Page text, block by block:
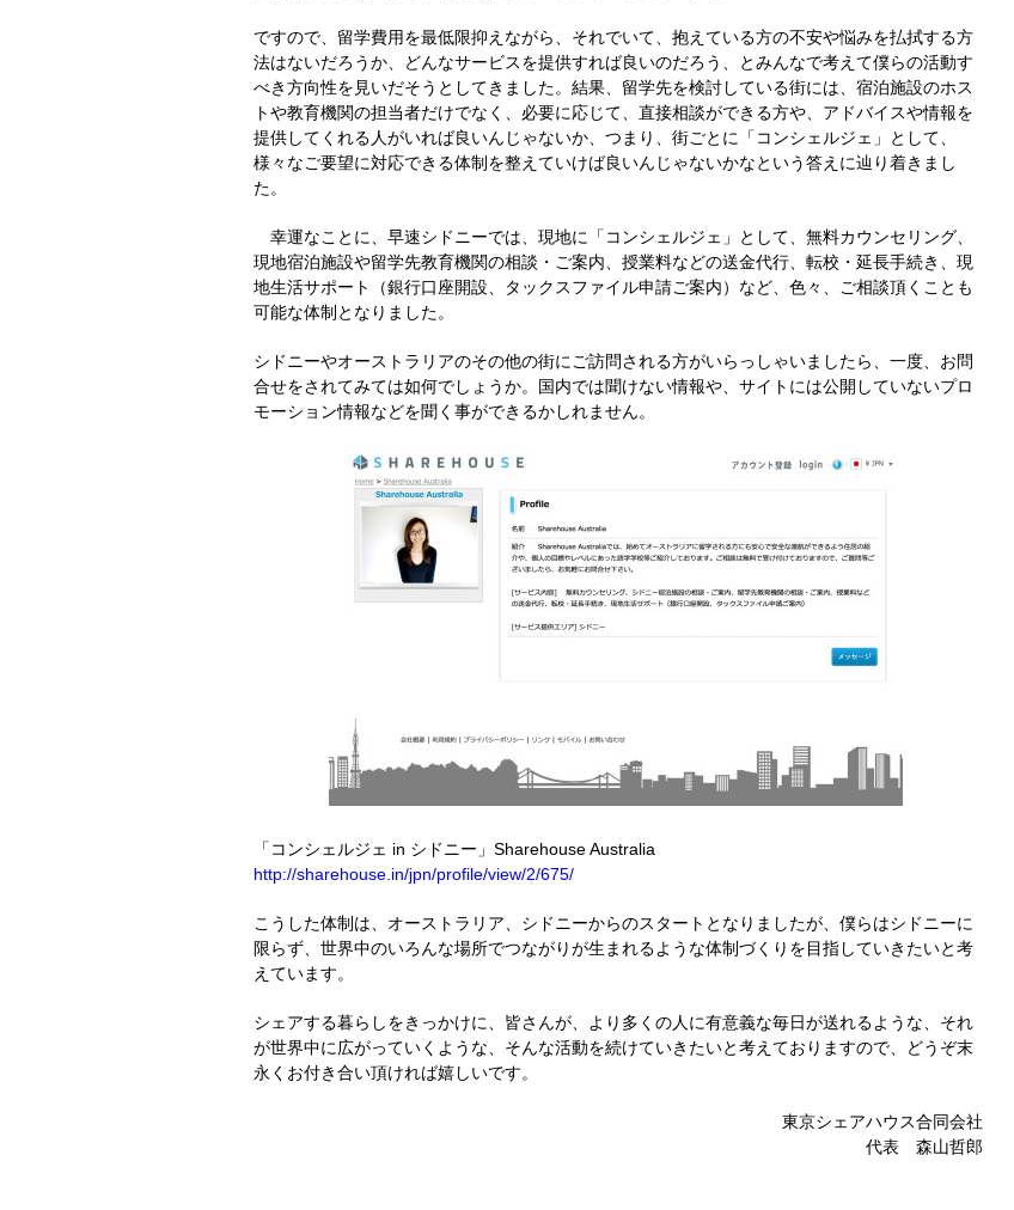
ですので、留学費用を最低限抑えながら、それでいて、抱えている方の不安や悩みを払拭する方
法はないだろうか、どんなサービスを提供すれば良いのだろう、とみんなで考えて僕らの活動す
べき方向性を見いだそうとしてきました。結果、留学先を検討している街には、宿泊施設のホス
トや教育機関の担当者だけでなく、必要に応じて、直接相談ができる方や、アドバイスや情報を
提供してくれる人がいれば良いんじゃないか、つまり、街ごとに「コンシェルジェ」として、
様々なご要望に対応できる体制を整えていけば良いんじゃないかなという答えに辿り着きまし
た。
幸運なことに、早速シドニーでは、現地に「コンシェルジェ」として、無料カウンセリング、
現地宿泊施設や留学先教育機関の相談・ご案内、授業料などの送金代行、転校・延長手続き、現
地生活サポート（銀行口座開設、タックスファイル申請ご案内）など、色々、ご相談頂くことも
可能な体制となりました。
シドニーやオーストラリアのその他の街にご訪問される方がいらっしゃいましたら、一度、お問
合せをされてみては如何でしょうか。国内では聞けない情報や、サイトには公開していないプロ
モーション情報などを聞く事ができるかしれません。
「コンシェルジェ in シドニー」Sharehouse Australia
http://sharehouse.in/jpn/profile/view/2/675/
こうした体制は、オーストラリア、シドニーからのスタートとなりましたが、僕らはシドニーに
限らず、世界中のいろんな場所でつながりが生まれるような体制づくりを目指していきたいと考
えています。
シェアする暮らしをきっかけに、皆さんが、より多くの人に有意義な毎日が送れるような、それ
が世界中に広がっていくような、そんな活動を続けていきたいと考えておりますので、どうぞ末
永くお付き合い頂ければ嬉しいです。
東京シェアハウス合同会社
代表 森山哲郎